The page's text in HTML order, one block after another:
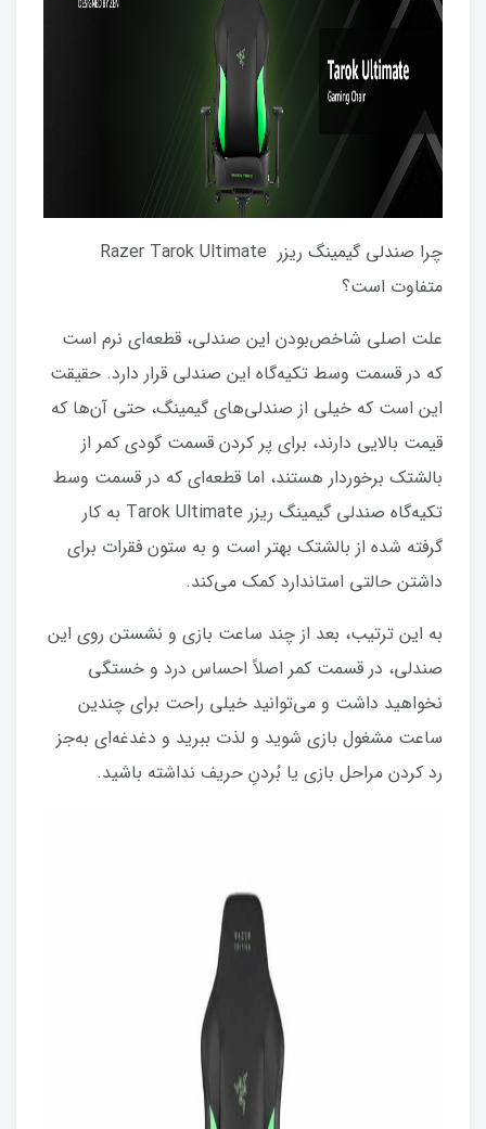
چرا صندلی گیمینگ ریزر Razer Tarok Ultimate
متفاوت است؟
علت اصلی شاخص‌بودن این صندلی، قطعه‌ای نرم است
که در قسمت وسط تکیه‌گاه این صندلی قرار دارد. حقیقت
این است که خیلی از صندلی‌های گیمینگ، حتی آن‌ها که
قیمت بالایی دارند، برای پر کردن قسمت گودی کمر از
بالشتک برخوردار هستند، اما قطعه‌ای که در قسمت وسط
تکیه‌گاه صندلی گیمینگ ریزر Tarok Ultimate به کار
گرفته شده از بالشتک بهتر است و به ستون فقرات برای
داشتن حالتی استاندارد کمک می‌کند.
به این ترتیب، بعد از چند ساعت بازی و نشستن روی این
صندلی، در قسمت کمر اصلاً احساس درد و خستگی
نخواهید داشت و می‌توانید خیلی راحت برای چندین
ساعت مشغول بازی شوید و لذت ببرید و دغدغه‌ای به‌جز
رد کردن مراحل بازی یا بُردنِ حریف نداشته باشید.